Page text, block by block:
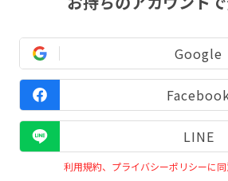
Google
LINE
利用規約、プライバシーポリシーに